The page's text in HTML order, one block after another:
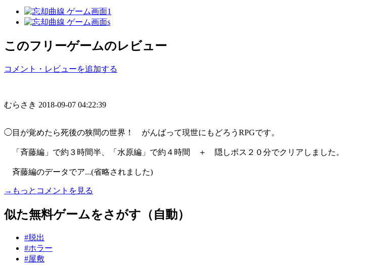
このフリーゲームのレビュー
コメント・レビューを追加する
むらさき 2018-09-07 04:22:39
◯目が覚めたら死後の狭間の世界！ がんばって現世にもどろうRPGです。
「斉藤編」で約３時間半、「水原編」で約４時間 ＋ 隠しボス２０分でクリアしました。
斉藤編のデータでア...(省略されました)
→もっとコメントを見る
似た無料ゲームをさがす（自動）
#脱出
#ホラー
#屋敷